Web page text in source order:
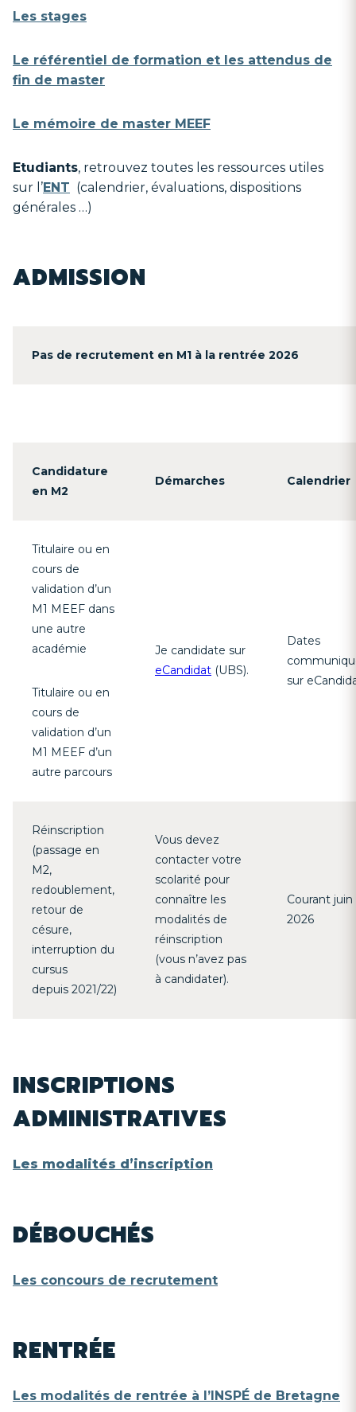
Les stages
Le référentiel de formation et les attendus de
fin de master
Le mémoire de master MEEF
Etudiants, retrouvez toutes les ressources utiles
sur l’ENT (calendrier, évaluations, dispositions
générales …)
ADMISSION
Pas de recrutement en M1 à la rentrée 2026
Candidature
en M2
Démarches Calendrier
Titulaire ou en
cours de
validation d’un
M1 MEEF dans
une autre
académie
Titulaire ou en
cours de
validation d’un
M1 MEEF d’un
autre parcours
Je candidate sur
eCandidat (UBS).
Dates
sur
Réinscription
(passage en
M2,
redoublement,
retour de
césure,
interruption du
cursus
depuis 2021/22)
Vous devez
contacter votre
scolarité pour
connaître les
modalités de
réinscription
(vous n’avez pas
à candidater).
Courant juin
2026
INSCRIPTIONS
ADMINISTRATIVES
Les modalités d’inscription
DÉBOUCHÉS
Les concours de recrutement
RENTRÉE
Les modalités de rentrée à l’INSPÉ de Bretagne